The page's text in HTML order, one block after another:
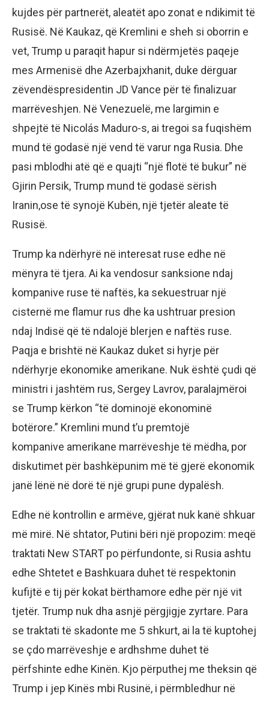
kujdes për partnerët, aleatët apo zonat e ndikimit të
Rusisë. Në Kaukaz, që Kremlini e sheh si oborrin e
vet, Trump u paraqit hapur si ndërmjetës paqeje
mes Armenisë dhe Azerbajxhanit, duke dërguar
zëvendëspresidentin JD Vance për të finalizuar
marrëveshjen. Në Venezuelë, me largimin e
shpejtë të Nicolás Maduro-s, ai tregoi sa fuqishëm
mund të godasë një vend të varur nga Rusia. Dhe
pasi mblodhi atë që e quajti “një flotë të bukur” në
Gjirin Persik, Trump mund të godasë sërish
Iranin,ose të synojë Kubën, një tjetër aleate të
Rusisë.
Trump ka ndërhyrë në interesat ruse edhe në
mënyra të tjera. Ai ka vendosur sanksione ndaj
kompanive ruse të naftës, ka sekuestruar një
cisternë me flamur rus dhe ka ushtruar presion
ndaj Indisë që të ndalojë blerjen e naftës ruse.
Paqja e brishtë në Kaukaz duket si hyrje për
ndërhyrje ekonomike amerikane. Nuk është çudi që
ministri i jashtëm rus, Sergey Lavrov, paralajmëroi
se Trump kërkon “të dominojë ekonominë
botërore.” Kremlini mund t’u premtojë
kompanive amerikane marrëveshje të mëdha, por
diskutimet për bashkëpunim më të gjerë ekonomik
janë lënë në dorë të një grupi pune dypalësh.
Edhe në kontrollin e armëve, gjërat nuk kanë shkuar
më mirë. Në shtator, Putini bëri një propozim: meqë
traktati New START po përfundonte, si Rusia ashtu
edhe Shtetet e Bashkuara duhet të respektonin
kufijtë e tij për kokat bërthamore edhe për një vit
tjetër. Trump nuk dha asnjë përgjigje zyrtare. Para
se traktati të skadonte me 5 shkurt, ai la të kuptohej
se çdo marrëveshje e ardhshme duhet të
përfshinte edhe Kinën. Kjo përputhej me theksin që
Trump i jep Kinës mbi Rusinë, i përmbledhur në